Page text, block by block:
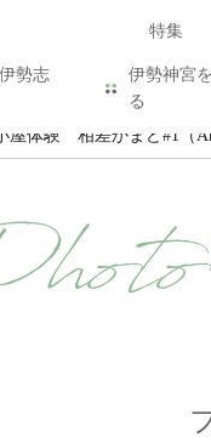
特集
勢志
伊勢神宮
る
屋体験 相差かまど#1（